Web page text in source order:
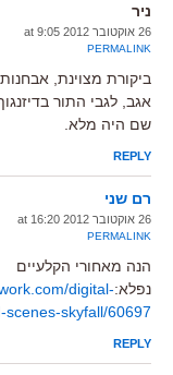
ניר
26 אוקטובר 2012 at 9:05
PERMALINK
ביקורת מצוינת,
אגב, לגבי התור
שם היה מלא.
REPLY
רם שני
26 אוקטובר 2012 at 16:20
PERMALINK
הנה מאחורי הקלעיים
נפלא:digital-
skyfall/60697
REPLY